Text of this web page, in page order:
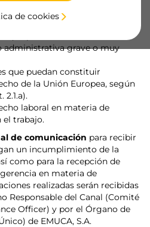
de cookies
administrativa grave o muy
que puedan constituir
de la Unión Europea, según
2.1.a).
laboral en materia de
el trabajo.
de comunicación para recibir
un incumplimiento de la
como para la recepción de
en materia de
realizadas serán recibidas
Responsable del Canal (Comité
Officer) y por el Órgano de
de EMUCA, S.A.